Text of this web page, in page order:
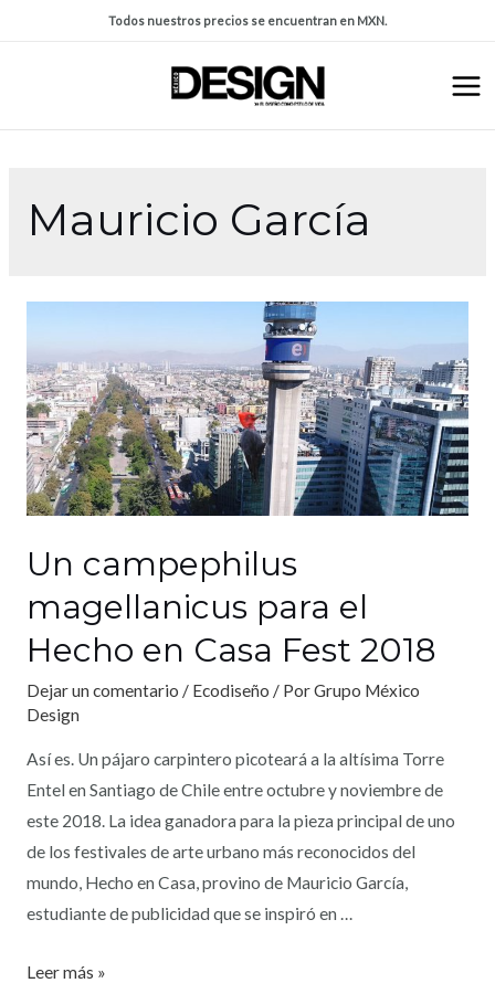
Todos nuestros precios se encuentran en MXN.
Mauricio García
Un campephilus
magellanicus para el
Hecho en Casa Fest 2018
Dejar un comentario / Ecodiseño / PorGrupo México
Design
Así es. Un pájaro carpintero picoteará a la altísima Torre
Entel en Santiago de Chile entre octubre y noviembre de
este 2018. La idea ganadora para la pieza principal de uno
de los festivales de arte urbano más reconocidos del
mundo, Hecho en Casa, provino de Mauricio García,
estudiante de publicidad que se inspiró en …
Leer más »